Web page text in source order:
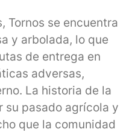
Tornos se encuentra
y arbolada, lo que
de entrega en
adversas,
La historia de la
su pasado agrícola y
que la comunidad